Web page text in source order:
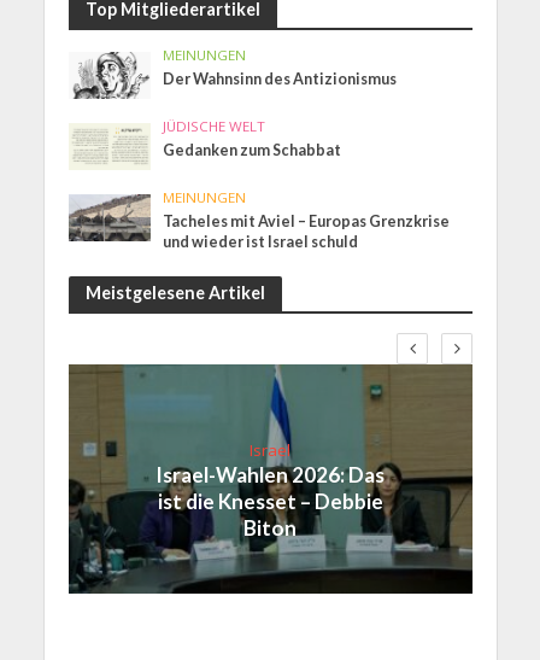
Top Mitgliederartikel
MEINUNGEN
Der Wahnsinn des Antizionismus
JÜDISCHE WELT
Gedanken zum Schabbat
MEINUNGEN
Tacheles mit Aviel – Europas Grenzkrise
und wieder ist Israel schuld
Meistgelesene Artikel
Israel
Israel-Wahlen 2026: Das
ist die Knesset – Debbie
Biton